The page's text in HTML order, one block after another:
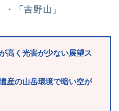
「吉野山」
高く光害が少ない展望ス
産の山岳環境で暗い空が